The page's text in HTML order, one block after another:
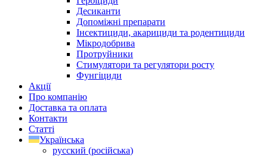
Десиканти
Допоміжні препарати
Інсектициди, акарициди та родентициди
Мікродобрива
Протруйники
Стимулятори та регулятори росту
Фунгіциди
Акції
Про компанію
Доставка та оплата
Контакти
Статті
Українська
русский (російська)